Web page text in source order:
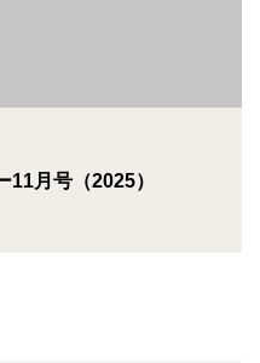
月号（2025）